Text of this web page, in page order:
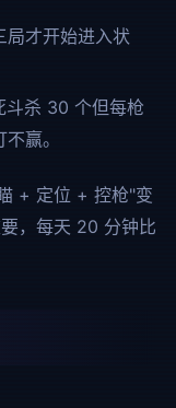
局才开始进入状
斗杀 30 个但每枪
赢。
+ 定位 + 控枪"变
，每天 20 分钟比